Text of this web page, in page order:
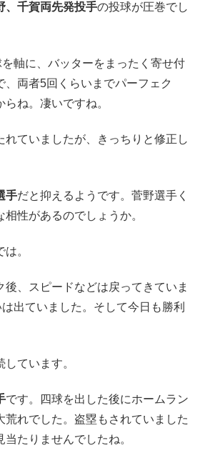
、千賀両先発投手の投球が圧巻でし
軸に、バッターをまったく寄せ付
、両者5回くらいまでパーフェク
らね。凄いですね。
れていましたが、きっちりと修正し
手だと抑えるようです。菅野選手く
性があるのでしょうか。
。
後、スピードなどは戻ってきていま
出ていました。そして今日も勝利
しています。
です。四球を出した後にホームラン
荒れでした。盗塁もされていました
たりませんでしたね。